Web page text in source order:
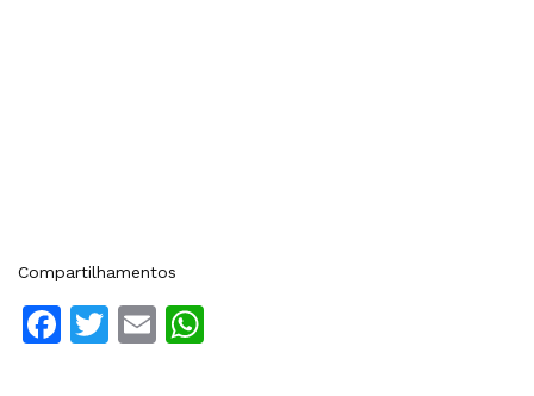
Compartilhamentos
Facebook
Twitter
Email